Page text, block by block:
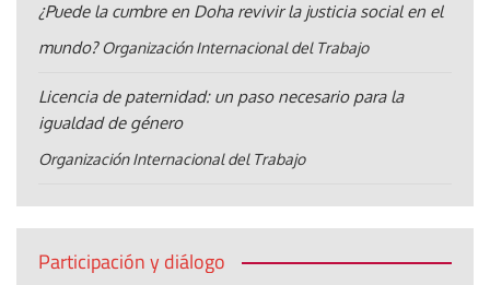
¿Puede la cumbre en Doha revivir la justicia social en el
mundo? Organización Internacional del Trabajo
Licencia de paternidad: un paso necesario para la
igualdad de género
Organización Internacional del Trabajo
Participación y diálogo